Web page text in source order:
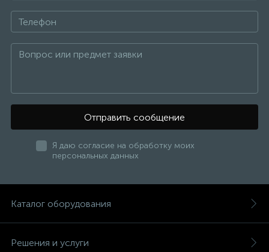
Отправить сообщение
Я даю согласие на обработку моих
персональных данных
Каталог оборудования
Решения и услуги